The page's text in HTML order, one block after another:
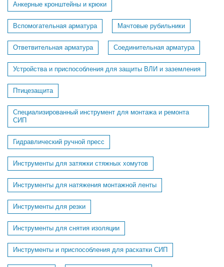
Анкерные кронштейны и крюки
Вспомогательная арматура Мачтовые рубильники
Ответвительная арматура Соединительная арматура
Устройства и приспособления для защиты ВЛИ и заземления
Птицезащита
Специализированный инструмент для монтажа и ремонта
СИП
Гидравлический ручной пресс
Инструменты для затяжки стяжных хомутов
Инструменты для натяжения монтажной ленты
Инструменты для резки
Инструменты для снятия изоляции
Инструменты и приспособления для раскатки СИП